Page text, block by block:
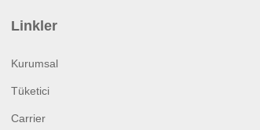
Linkler
Kurumsal
Tüketici
Carrier